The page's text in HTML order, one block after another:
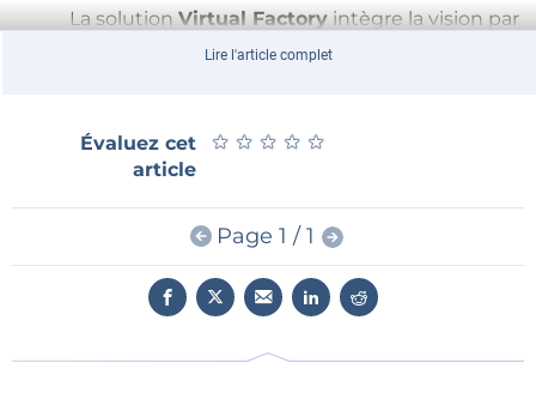
La solutionVirtual Factoryintègre la vision par
ordinateur, l’analyse prédictive et la prise de
Avec plus de5 000 ingénieurs logiciels
mondial de la mobilité intelligente
co-création de solutions IA pour l’automobile.
Lire l'article complet
Évaluez cet
article
★ ★ ★ ★ ★
★ ★ ★ ★ ★
Page 1 / 1